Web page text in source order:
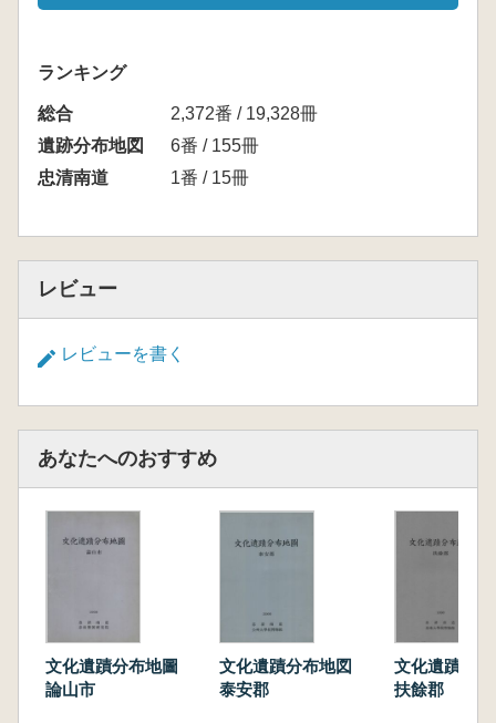
ランキング
総合
2,372番 / 19,328冊
遺跡分布地図
6番 / 155冊
忠清南道
1番 / 15冊
レビュー
レビューを書く
あなたへのおすすめ
文化遺蹟分布地圖
論山市
文化遺蹟分布地図
泰安郡
文化遺蹟分
扶餘郡